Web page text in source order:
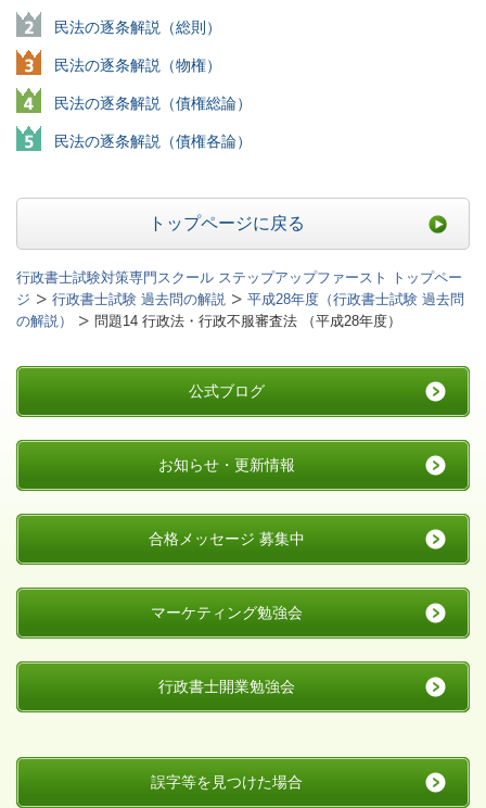
民法の逐条解説（総則）
民法の逐条解説（物権）
民法の逐条解説（債権総論）
民法の逐条解説（債権各論）
トップページに戻る
行政書士試験対策専門スクール ステップアップファースト トップペー
ジ
行政書士試験 過去問の解説
平成28年度（行政書士試験 過去問
の解説）
問題14 行政法・行政不服審査法 （平成28年度）
公式ブログ
お知らせ・更新情報
合格メッセージ 募集中
マーケティング勉強会
行政書士開業勉強会
誤字等を見つけた場合